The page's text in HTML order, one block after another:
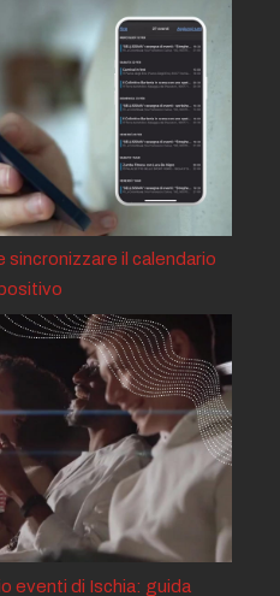
il calendario
eventi di Ischia: guida